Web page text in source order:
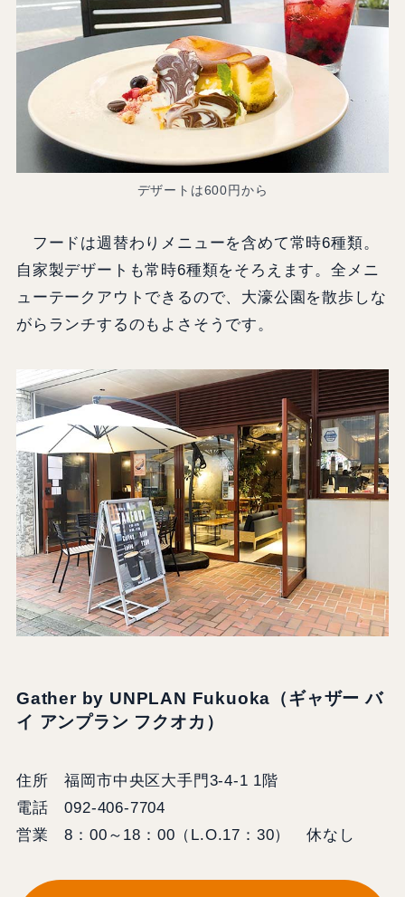
デザートは600円から
フードは週替わりメニューを含めて常時6種類。
自家製デザートも常時6種類をそろえます。全メニ
ューテークアウトできるので、大濠公園を散歩しな
がらランチするのもよさそうです。
Gather by UNPLAN Fukuoka（ギャザー バ
イ アンプラン フクオカ）
住所 福岡市中央区大手門3-4-1 1階
電話 092-406-7704
営業 8：00～18：00（L.O.17：30） 休なし